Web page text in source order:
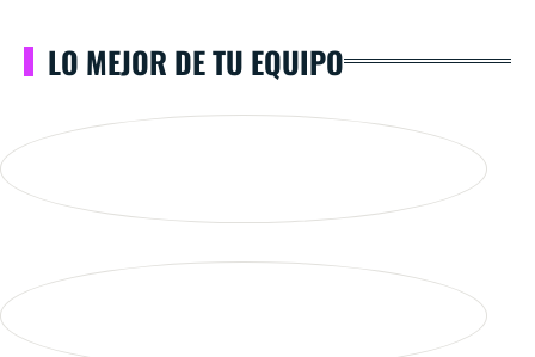
LO MEJOR DE TU EQUIPO